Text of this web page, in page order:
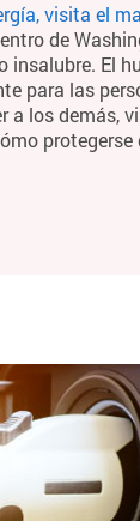
visita el
de
El
para las
a los demás,
protegerse